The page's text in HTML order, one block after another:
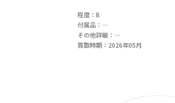
程度：B
付属品：―
その他詳細：―
買取時期：2026年05月